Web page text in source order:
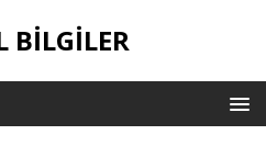
BILGILER